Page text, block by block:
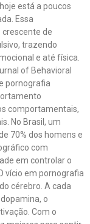
está a poucos
Essa
de
trazendo
e até física.
of Behavioral
pornografia
comportamentais,
No Brasil, um
70% dos homens e
com
em controlar o
vício em pornografia
cérebro. A cada
o
Com o